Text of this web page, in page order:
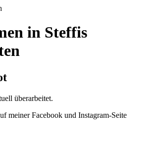
in Steffis
überarbeitet.
meiner Facebook und Instagram-Seite